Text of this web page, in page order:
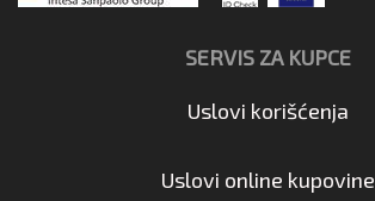
SERVIS ZA KUPCE
Uslovi korišćenja
Uslovi online kupovine